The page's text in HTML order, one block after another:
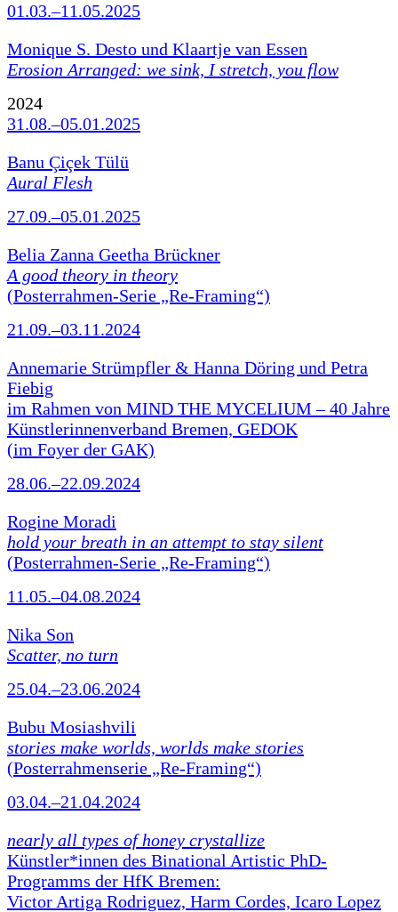
01.03.–11.05.2025
Monique S. Desto und Klaartje van Essen
Erosion Arranged: we sink, I stretch, you flow
2024
31.08.–05.01.2025
Banu Çiçek Tülü
Aural Flesh
27.09.–05.01.2025
Belia Zanna Geetha Brückner
A good theory in theory
(Posterrahmen-Serie „Re-Framing“)
21.09.–03.11.2024
Annemarie Strümpfler & Hanna Döring und Petra
Fiebig
im Rahmen von MIND THE MYCELIUM – 40 Jahre
Künstlerinnenverband Bremen, GEDOK
(im Foyer der GAK)
28.06.–22.09.2024
Rogine Moradi
hold your breath in an attempt to stay silent
(Posterrahmen-Serie „Re-Framing“)
11.05.–04.08.2024
Nika Son
Scatter, no turn
25.04.–23.06.2024
Bubu Mosiashvili
stories make worlds, worlds make stories
(Posterrahmenserie „Re-Framing“)
03.04.–21.04.2024
nearly all types of honey crystallize
Künstler*innen des Binational Artistic PhD-
Programms der HfK Bremen:
Victor Artiga Rodriguez, Harm Cordes, Icaro Lopez